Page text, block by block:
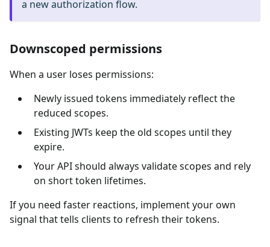
a new authorization flow.
Downscoped permissions
When a user loses permissions:
Newly issued tokens immediately reflect the
reduced scopes.
Existing JWTs keep the old scopes until they
expire.
Your API should always validate scopes and rely
on short token lifetimes.
If you need faster reactions, implement your own
signal that tells clients to refresh their tokens.